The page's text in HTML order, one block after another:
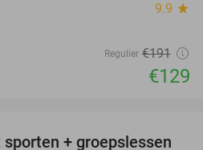
9.9 star
Regulier €191
€129
+ groepslessen